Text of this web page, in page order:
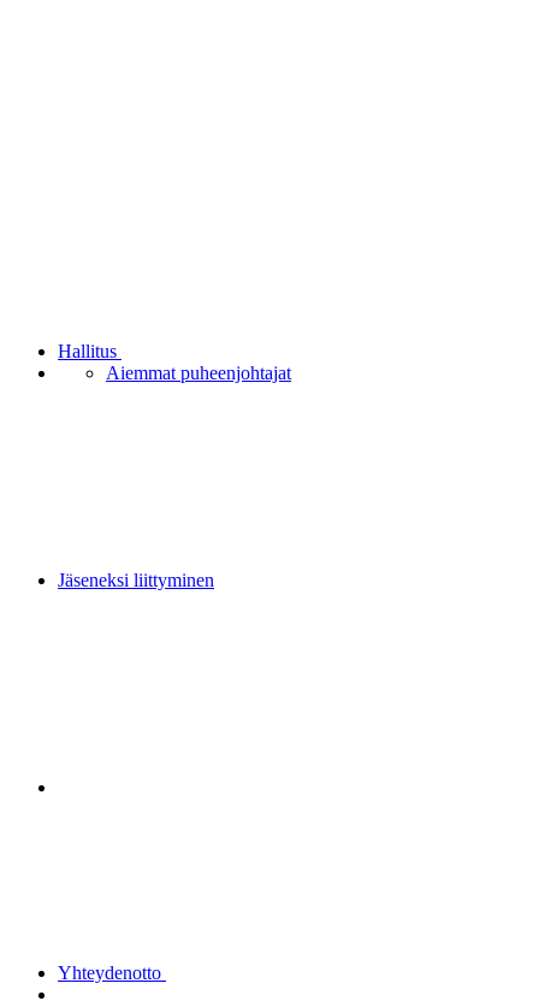
Hallitus
Aiemmat puheenjohtajat
Jäseneksi liittyminen
Yhteydenotto